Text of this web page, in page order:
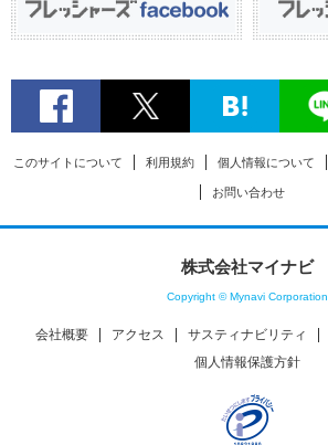
このサイトについて 利用規約 個人情報について
お問い合わせ
株式会社マイナビ
Copyright © Mynavi Corporation
会社概要 アクセス サスティナビリティ
個人情報保護方針